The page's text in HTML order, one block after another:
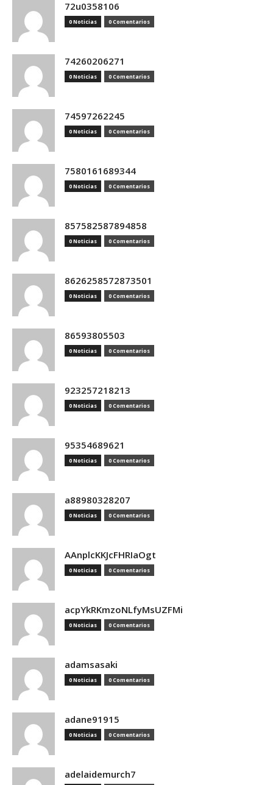
72u0358106
0 Noticias 0 Comentarios
74260206271
0 Noticias 0 Comentarios
74597262245
0 Noticias 0 Comentarios
7580161689344
0 Noticias 0 Comentarios
857582587894858
0 Noticias 0 Comentarios
8626258572873501
0 Noticias 0 Comentarios
86593805503
0 Noticias 0 Comentarios
923257218213
0 Noticias 0 Comentarios
95354689621
0 Noticias 0 Comentarios
a88980328207
0 Noticias 0 Comentarios
AAnplcKKJcFHRIaOgt
0 Noticias 0 Comentarios
acpYkRKmzoNLfyMsUZFMi
0 Noticias 0 Comentarios
adamsasaki
0 Noticias 0 Comentarios
adane91915
0 Noticias 0 Comentarios
adelaidemurch7